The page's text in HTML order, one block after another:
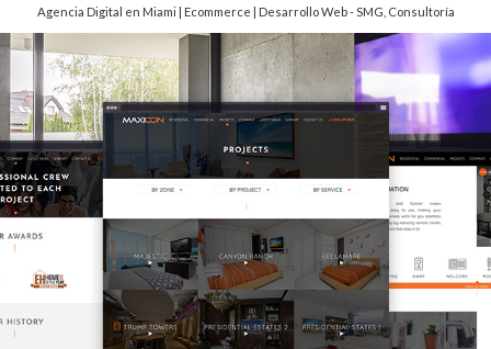
Agencia Digital en Miami | Ecommerce | Desarrollo Web - SMG Consultoría